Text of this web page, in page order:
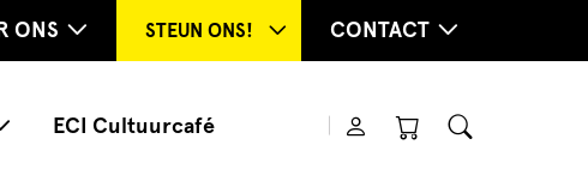
ONS STEUN ONS! CONTACT
ECI Cultuurcafé